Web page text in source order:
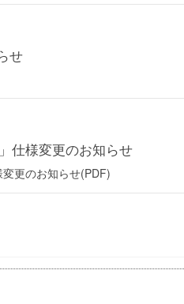
せ
仕様変更のお知らせ
更のお知らせ(PDF)